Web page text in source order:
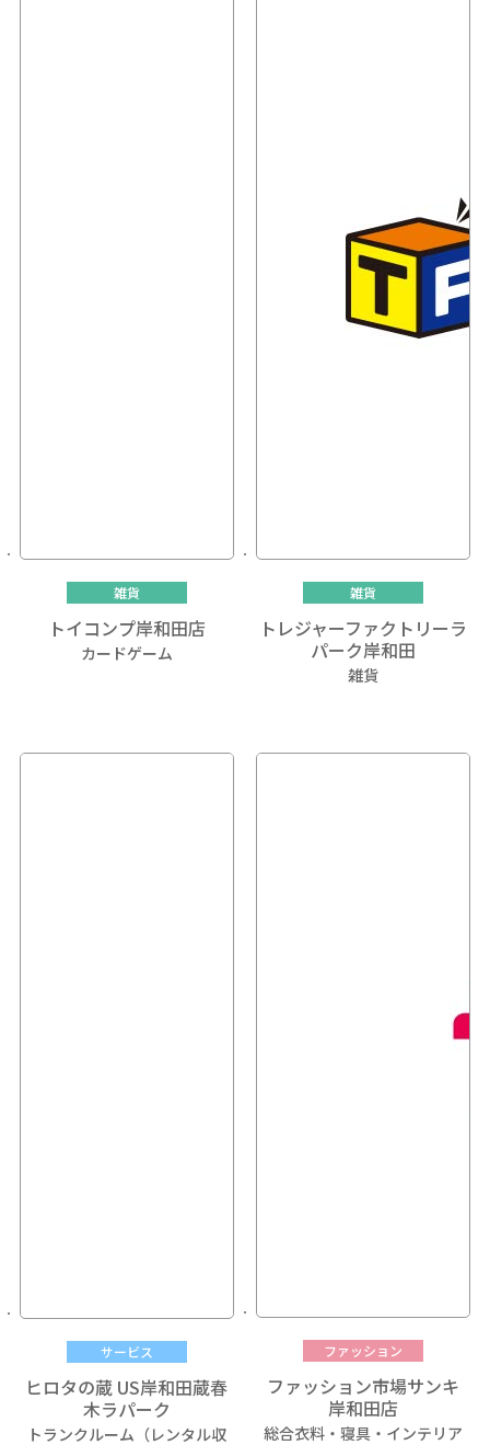
雑貨
トイコンプ岸和田店
カードゲーム
雑貨
トレジャーファクトリーラ
パーク岸和田
雑貨
サービス
ヒロタの蔵 US岸和田蔵春
木ラパーク
トランクルーム（レンタル収
ファッション
ファッション市場サンキ
岸和田店
総合衣料・寝具・インテリア